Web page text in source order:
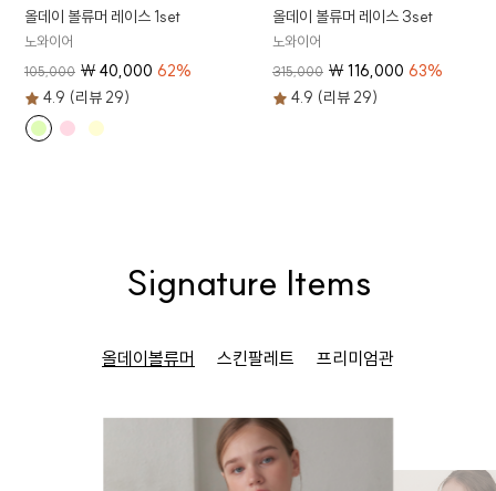
올데이 볼류머 레이스 1set
노와이어
105,000 ₩40,000 62%
4.9 (리뷰 29)
올데이 볼류머 레이스 3set
노와이어
315,000 ₩116,000 63%
4.9 (리뷰 29)
Signature Items
올데이볼류머 스킨팔레트 프리미엄관